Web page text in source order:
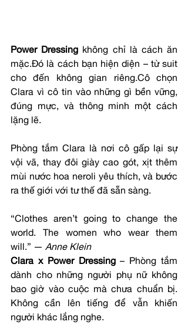
Power Dressing không chỉ là cách ăn
mặc.Đó là cách bạn hiện diện – từ suit
cho đến không gian riêng.Cô chọn
Clara vì cô tin vào những gì bền vững,
đúng mực, và thông minh một cách
lặng lẽ.
Phòng tắm Clara là nơi cô gấp lại sự
vội vã, thay đôi giày cao gót, xịt thêm
mùi nước hoa neroli yêu thích, và bước
ra thế giới với tư thế đã sẵn sàng.
“Clothes aren’t going to change the
world. The women who wear them
will.” — Anne Klein
Clara x Power Dressing – Phòng tắm
dành cho những người phụ nữ không
bao giờ vào cuộc mà chưa chuẩn bị.
Không cần lên tiếng để vẫn khiến
người khác lắng nghe.